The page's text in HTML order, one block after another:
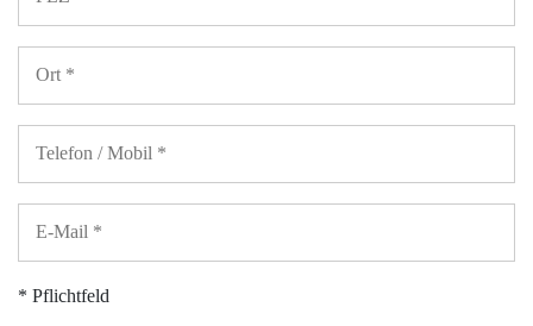
* Pflichtfeld